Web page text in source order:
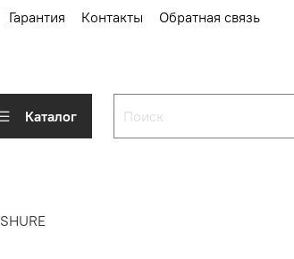
Гарантия Контакты Обратная связь
Каталог
SHURE